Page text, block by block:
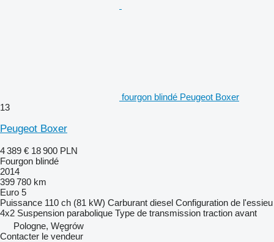
fourgon blindé Peugeot Boxer
13
Peugeot Boxer
4 389 € 18 900 PLN
Fourgon blindé
2014
399 780 km
Euro 5
Puissance 110 ch (81 kW) Carburant diesel Configuration de l'essieu
4x2 Suspension parabolique Type de transmission traction avant
Pologne, Węgrów
Contacter le vendeur